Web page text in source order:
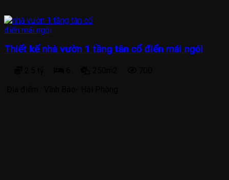
Thiết kế nhà vườn 1 tầng tân cổ điển mái ngói